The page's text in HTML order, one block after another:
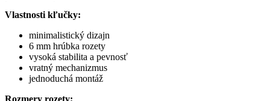
Vlastnosti kľučky:
minimalistický dizajn
6 mm hrúbka rozety
vysoká stabilita a pevnosť
vratný mechanizmus
jednoduchá montáž
Rozmery rozety: